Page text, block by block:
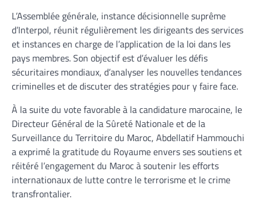
L’Assemblée générale, instance décisionnelle suprême
d’Interpol, réunit régulièrement les dirigeants des services
et instances en charge de l’application de la loi dans les
pays membres. Son objectif est d’évaluer les défis
sécuritaires mondiaux, d’analyser les nouvelles tendances
criminelles et de discuter des stratégies pour y faire face.
À la suite du vote favorable à la candidature marocaine, le
Directeur Général de la Sûreté Nationale et de la
Surveillance du Territoire du Maroc, Abdellatif Hammouchi
a exprimé la gratitude du Royaume envers ses soutiens et
réitéré l’engagement du Maroc à soutenir les efforts
internationaux de lutte contre le terrorisme et le crime
transfrontalier.